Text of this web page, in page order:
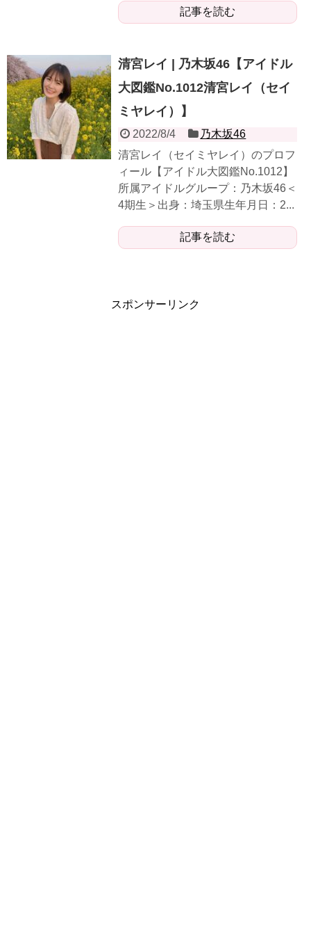
記事を読む
清宮レイ | 乃木坂46【アイドル
大図鑑No.1012清宮レイ（セイ
ミヤレイ）】
2022/8/4
乃木坂46
清宮レイ（セイミヤレイ）のプロフ
ィール【アイドル大図鑑No.1012】
所属アイドルグループ：乃木坂46＜
4期生＞出身：埼玉県生年月日：2...
記事を読む
スポンサーリンク